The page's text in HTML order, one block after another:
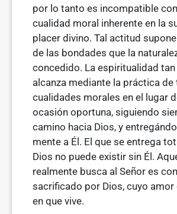
por lo tanto es incompatible
cualidad moral inherente en la
placer divino. Tal actitud
de las bondades que la
concedido. La espiritualidad
alcanza mediante la práctica de
cualidades morales en el lugar
ocasión oportuna, siguiendo
camino hacia Dios, y
mente a Él. El que se entrega
Dios no puede existir sin Él.
realmente busca al Señor es
sacrificado por Dios, cuyo amor
en que vive.